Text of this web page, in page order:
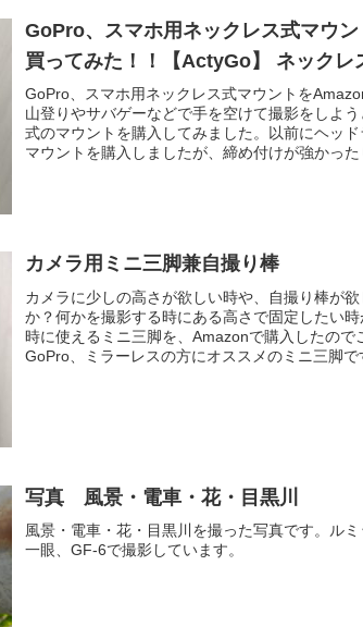
GoPro、スマホ用ネックレス式マウ
買ってみた！！【ActyGo】 ネックレ
GoPro、スマホ用ネックレス式マウントを
山登りやサバゲーなどで手を空けて撮影をしよ
式のマウントを購入してみました。以前にヘッ
マウントを購入しましたが、締め付けが強かっ
カメラ用ミニ三脚兼自撮り棒
カメラに少しの高さが欲しい時や、自撮り棒が
か？何かを撮影する時にある高さで固定したい
時に使えるミニ三脚を、Amazonで購入したので
GoPro、ミラーレスの方にオススメのミニ三脚で
写真 風景・電車・花・目黒川
風景・電車・花・目黒川を撮った写真です。ル
一眼、GF-6で撮影しています。